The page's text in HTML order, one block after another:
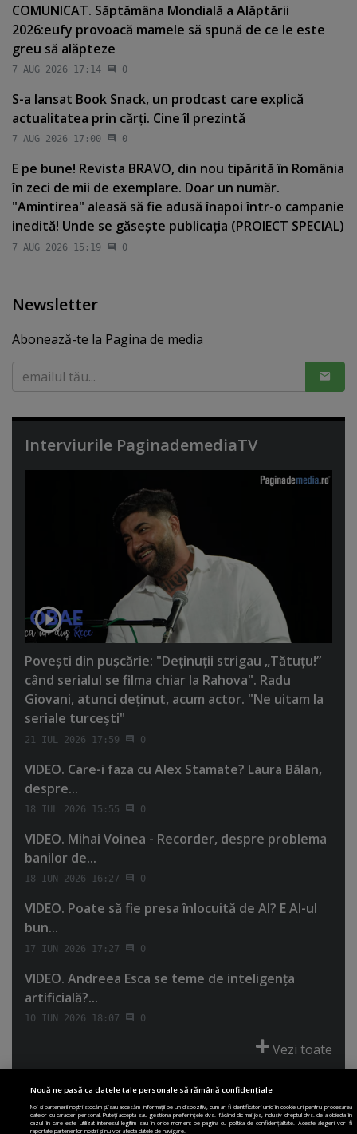
COMUNICAT. Săptămâna Mondială a Alăptării
2026:eufy provoacă mamele să spună de ce le este
greu să alăpteze
7 AUG 2026 17:14 0
S-a lansat Book Snack, un prodcast care explică
actualitatea prin cărţi. Cine îl prezintă
7 AUG 2026 17:00 0
E pe bune! Revista BRAVO, din nou tipărită în România
în zeci de mii de exemplare. Doar un număr.
"Amintirea" aleasă să fie adusă înapoi într-o campanie
inedită! Unde se găseşte publicaţia (PROIECT SPECIAL)
7 AUG 2026 15:19 0
Newsletter
Abonează-te la Pagina de media
Interviurile PaginademediaTV
Poveşti din puşcărie: "Deţinuţii strigau „Tătuţu!”
când serialul se filma chiar la Rahova". Radu
Giovani, atunci deţinut, acum actor. "Ne uitam la
seriale turceşti"
21 IUL 2026 17:59 0
VIDEO. Care-i faza cu Alex Stamate? Laura Bălan,
despre...
18 IUL 2026 15:55 0
VIDEO. Mihai Voinea - Recorder, despre problema
banilor de...
18 IUN 2026 16:27 0
VIDEO. Poate să fie presa înlocuită de AI? E AI-ul
bun...
17 IUN 2026 17:27 0
VIDEO. Andreea Esca se teme de inteligenţa
artificială?...
10 IUN 2026 18:07 0
Vezi toate
PRIMA PAGINĂ POLITICA DE COLECTARE ACORD COOKIE
Nouă ne pasă ca datele tale personale să rămână confidențiale
Noi și partenerii noștri stocăm și/sau accesăm informații pe un dispozitiv, cum ar fi identificatori unici în cookie-uri pentru procesarea
datelor cu caracter personal. Puteți accepta sau gestiona preferințele dvs. făcând clic mai jos, inclusiv dreptul dvs. de a obiecta în
cazul în care este utilizat interesul legitim sau în orice moment pe pagina cu politica de confidențialitate. Aceste alegeri vor fi
raportate partenerilor noștri și nu vor afecta datele de navigare.